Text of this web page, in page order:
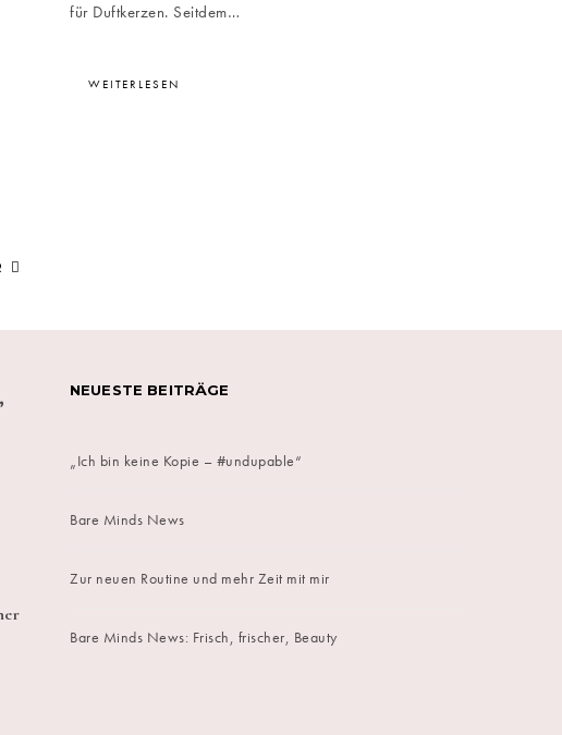
für Duftkerzen. Seitdem…
WEITERLESEN
NEUESTE BEITRÄGE
„Ich bin keine Kopie – #undupable“
Bare Minds News
Zur neuen Routine und mehr Zeit mit mir
Bare Minds News: Frisch, frischer, Beauty